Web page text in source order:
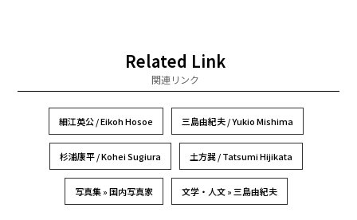
Related Link
関連リンク
細江英公 / Eikoh Hosoe 三島由紀夫 / Yukio Mishima
杉浦康平 / Kohei Sugiura 土方巽 / Tatsumi Hijikata
写真集 » 国内写真家 文学・人文 » 三島由紀夫